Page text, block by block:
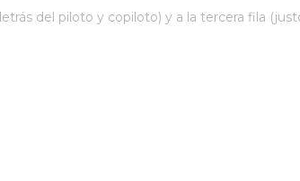
del piloto y copiloto) y a la tercera fila